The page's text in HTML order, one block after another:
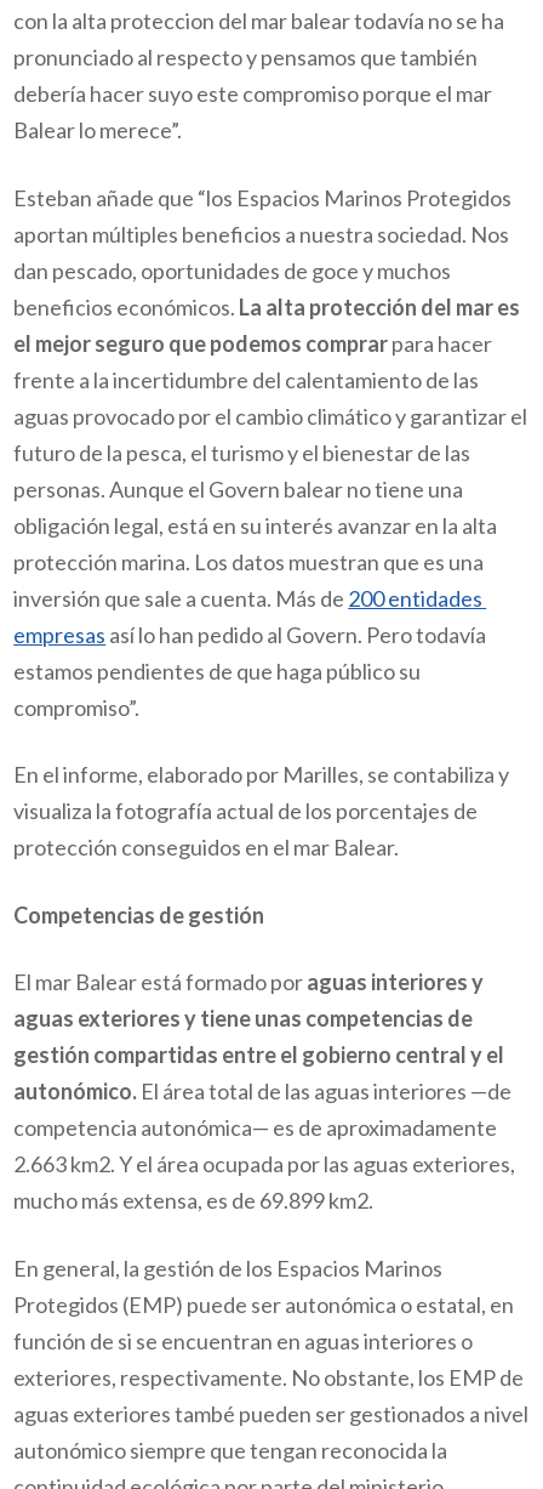
con la alta proteccion del mar balear todavía no se ha
pronunciado al respecto y pensamos que también
debería hacer suyo este compromiso porque el mar
Balear lo merece”.
Esteban añade que “los Espacios Marinos Protegidos
aportan múltiples beneficios a nuestra sociedad. Nos
dan pescado, oportunidades de goce y muchos
beneficios económicos. La alta protección del mar es
el mejor seguro que podemos comprarpara hacer
frente a la incertidumbre del calentamiento de las
aguas provocado por el cambio climático y garantizar el
futuro de la pesca, el turismo y el bienestar de las
personas. Aunque el Govern balear no tiene una
obligación legal, está en su interés avanzar en la alta
protección marina. Los datos muestran que es una
inversión que sale a cuenta. Más de 200 entidades
empresas así lo han pedido al Govern. Pero todavía
estamos pendientes de que haga público su
compromiso”.
En el informe, elaborado por Marilles, se contabiliza y
visualiza la fotografía actual de los porcentajes de
protección conseguidos en el mar Balear.
Competencias de gestión
El mar Balear está formado poraguas interiores y
aguas exteriores y tiene unas competencias de
gestión compartidas entre el gobierno central y el
autonómico. El área total de las aguas interiores —de
competencia autonómica— es de aproximadamente
2.663 km2. Y el área ocupada por las aguas exteriores,
mucho más extensa, es de 69.899 km2.
En general, la gestión de los Espacios Marinos
Protegidos (EMP) puede ser autonómica o estatal, en
función de si se encuentran en aguas interiores o
exteriores, respectivamente. No obstante, los EMP de
aguas exteriores també pueden ser gestionados a nivel
autonómico siempre que tengan reconocida la